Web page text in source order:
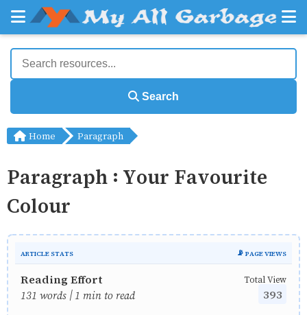
Search
Home Paragraph
Paragraph : Your Favourite
Colour
ARTICLE STATS 📡 PAGE VIEWS
Reading Effort
131 words | 1 min to read
Total View
393